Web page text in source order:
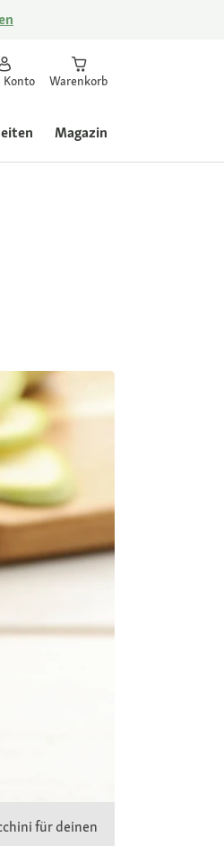
Konto Warenkorb
Magazin
für deinen